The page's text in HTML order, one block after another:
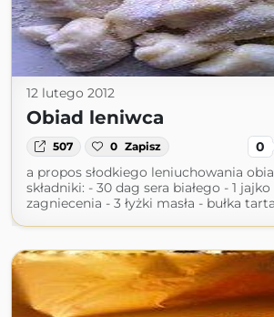
12 lutego 2012
Obiad leniwca
507 0 Zapisz 0
a propos słodkiego leniuchowania
składniki: - 30 dag sera białego - 1
zagniecenia - 3 łyżki masła - bułka